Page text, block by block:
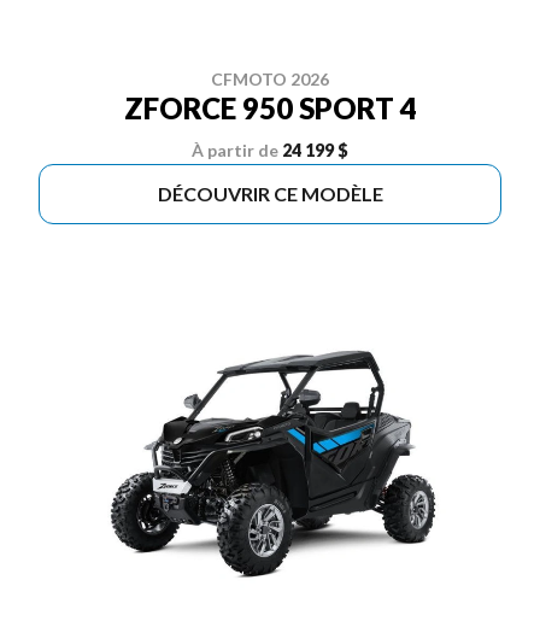
CFMOTO 2026
ZFORCE 950 SPORT 4
À partir de 24 199 $
DÉCOUVRIR CE MODÈLE